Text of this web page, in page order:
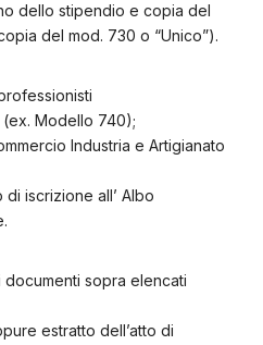
dello stipendio e copia del
del mod. 730 o “Unico”).
Modello 740);
Industria e Artigianato
iscrizione all’ Albo
sopra elencati
estratto dell’atto di